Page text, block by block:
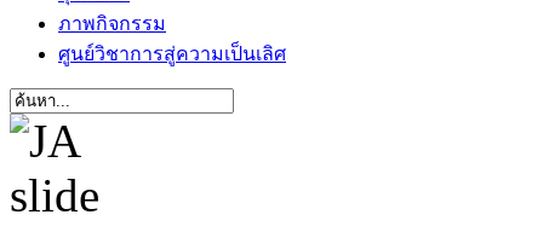
ภาพกิจกรรม
ศูนย์วิชาการสู่ความเป็นเลิศ